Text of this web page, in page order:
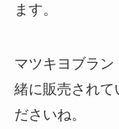
ます。
マツキヨブラ
緒に販売されて
ださいね。